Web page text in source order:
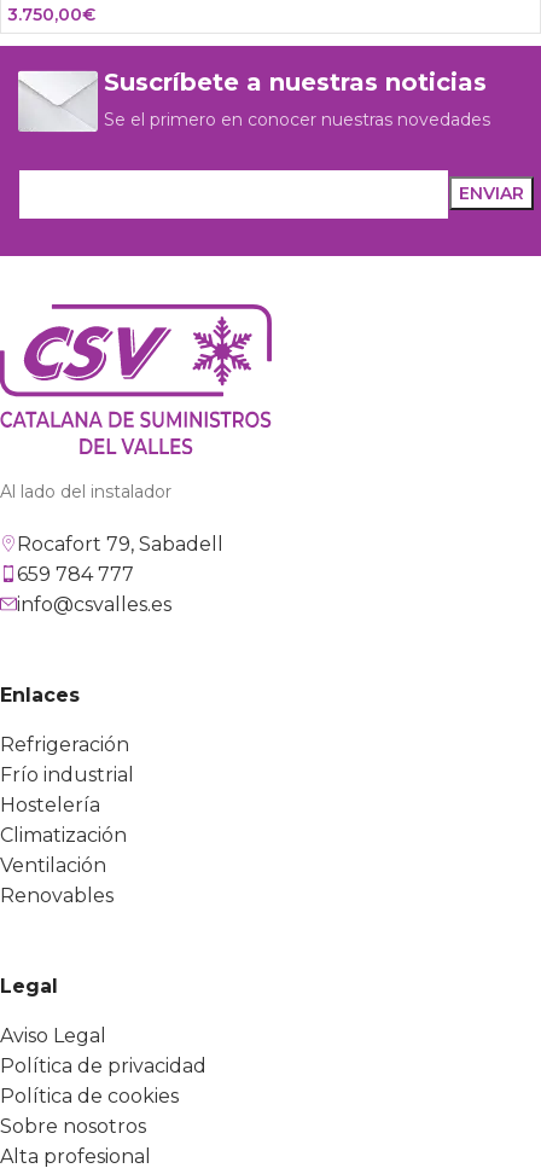
3.750,00€
Suscríbete a nuestras noticias
Se el primero en conocer nuestras novedades
Al lado del instalador
Rocafort 79, Sabadell
659 784 777
info@csvalles.es
Enlaces
Refrigeración
Frío industrial
Hostelería
Climatización
Ventilación
Renovables
Legal
Aviso Legal
Política de privacidad
Política de cookies
Sobre nosotros
Alta profesional